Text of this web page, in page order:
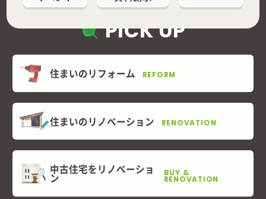
PICK UP
住まいのリフォーム REFORM
住まいのリノベーション RENOVATION
中古住宅をリノベーショ
ン BUY &
RENOVATION